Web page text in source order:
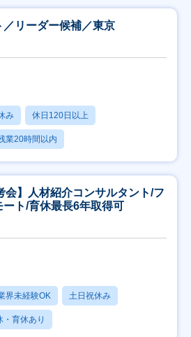
／リーダー候補／東京
み 休日120日以上
業20時間以内
会】人材紹介コンサルタント/フ
ト/育休最長6年取得可
界未経験OK 土日祝休み
・育休あり